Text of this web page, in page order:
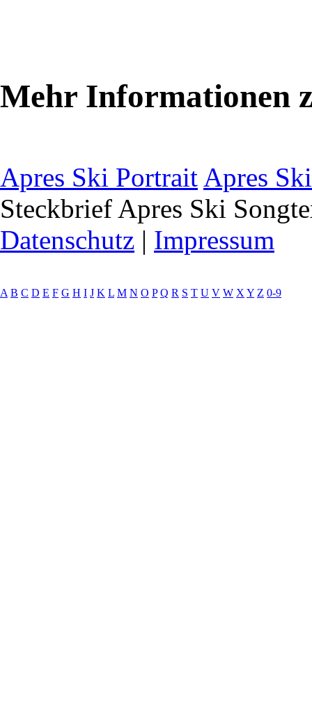
Mehr Informationen
Apres Ski Portrait Apres
Steckbrief Apres Ski
Datenschutz | Impressum
A B C D E F G H I J K L M N O P Q R S T U V W X Y Z 0-9